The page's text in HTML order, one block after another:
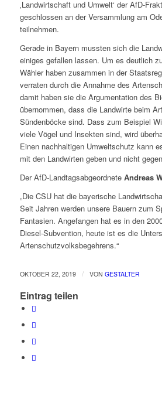
‚Landwirtschaft und Umwelt‘ der AfD-
geschlossen an der Versammlung am
teilnehmen.
Gerade in Bayern mussten sich die
einiges gefallen lassen. Um es deutlich
Wähler haben zusammen in der
verraten durch die Annahme des
damit haben sie die Argumentation des
übernommen, dass die Landwirte beim
Sündenböcke sind. Dass zum Beispiel
viele Vögel und Insekten sind, wird
Einen nachhaltigen Umweltschutz kann
mit den Landwirten geben und nicht
Der AfD-Landtagsabgeordnete Andreas
„Die CSU hat die bayerische
Seit Jahren werden unsere Bauern zum
Fantasien. Angefangen hat es in den
Diesel-Subvention, heute ist es die
Artenschutzvolksbegehrens.“
OKTOBER 22, 2019 / VON GESTALTER
Eintrag teilen